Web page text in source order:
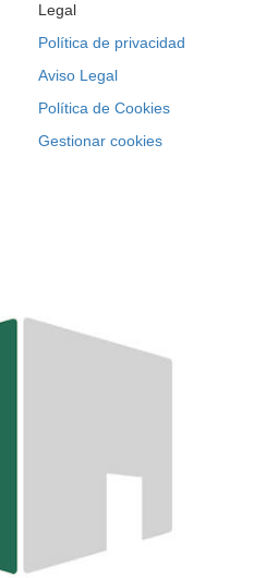
Legal
Política de privacidad
Aviso Legal
Política de Cookies
Gestionar cookies